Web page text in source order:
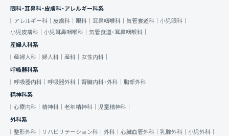
眼科・耳鼻科・皮膚科・アレルギー科系
アレルギー科｜ 皮膚科｜ 眼科｜ 耳鼻咽喉科｜ 気管食道科｜ 小児眼科｜
小児皮膚科｜ 小児耳鼻咽喉科｜ 気管食道・耳鼻咽喉科｜
産婦人科系
産婦人科｜ 婦人科｜ 産科｜ 女性内科｜
呼吸器科系
呼吸器内科｜ 呼吸器外科｜ 腎臓内科・外科｜ 胸部外科｜
精神科系
心療内科｜ 精神科｜ 老年精神科｜ 児童精神科｜
外科系
整形外科｜
リハビリテーション科｜ 外科｜ 心臓血管外科｜ 乳腺外科｜ 小児外科｜